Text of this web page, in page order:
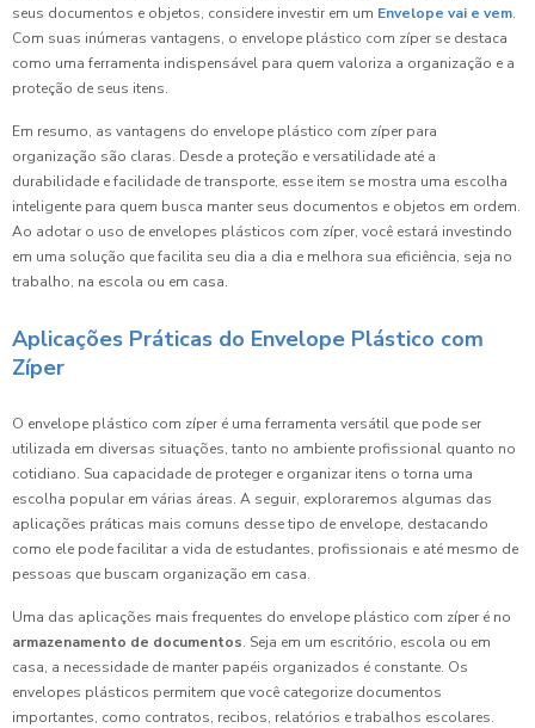
seus documentos e objetos, considere investir em um Envelope vai e vem.
Com suas inúmeras vantagens, o envelope plástico com zíper se destaca
como uma ferramenta indispensável para quem valoriza a organização e a
proteção de seus itens.
Em resumo, as vantagens do envelope plástico com zíper para
organização são claras. Desde a proteção e versatilidade até a
durabilidade e facilidade de transporte, esse item se mostra uma escolha
inteligente para quem busca manter seus documentos e objetos em ordem.
Ao adotar o uso de envelopes plásticos com zíper, você estará investindo
em uma solução que facilita seu dia a dia e melhora sua eficiência, seja no
trabalho, na escola ou em casa.
Aplicações Práticas do Envelope Plástico com
Zíper
O envelope plástico com zíper é uma ferramenta versátil que pode ser
utilizada em diversas situações, tanto no ambiente profissional quanto no
cotidiano. Sua capacidade de proteger e organizar itens o torna uma
escolha popular em várias áreas. A seguir, exploraremos algumas das
aplicações práticas mais comuns desse tipo de envelope, destacando
como ele pode facilitar a vida de estudantes, profissionais e até mesmo de
pessoas que buscam organização em casa.
Uma das aplicações mais frequentes do envelope plástico com zíper é no
armazenamento de documentos. Seja em um escritório, escola ou em
casa, a necessidade de manter papéis organizados é constante. Os
envelopes plásticos permitem que você categorize documentos
importantes, como contratos, recibos, relatórios e trabalhos escolares.